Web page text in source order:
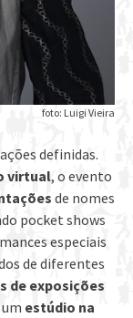
foto: Luigi Vieira
definidas.
virtual, o evento
de nomes
pocket shows
especiais
de diferentes
de exposições
estúdio na